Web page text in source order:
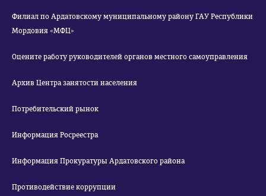
Филиал по Ардатовскому муниципальному району ГАУ Республики
Мордовия «МФЦ»
Оцените работу руководителей органов местного самоуправления
Архив Центра занятости населения
Потребительский рынок
Информация Росреестра
Информация Прокуратуры Ардатовского района
Противодействие коррупции